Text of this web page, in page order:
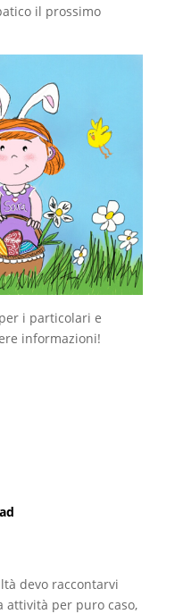
il prossimo
i particolari e
informazioni!
devo raccontarvi
attività per puro caso,